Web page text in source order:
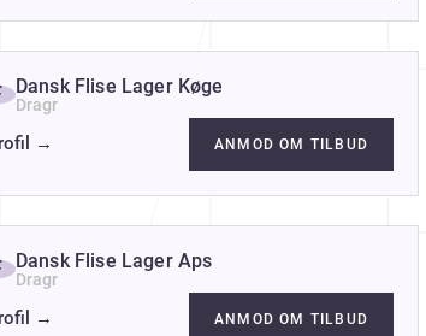
Dansk Flise Lager Køge
Dragr
→ ANMOD OM TILBUD
Dansk Flise Lager Aps
Dragr
→ ANMOD OM TILBUD